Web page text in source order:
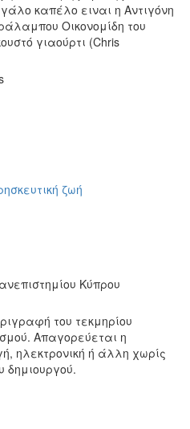
καπέλο ειναι η Αντιγόνη
Οικονομίδη του
γιαούρτι (Chris
ζωή
Κύπρου
του τεκμηρίου
Απαγορεύεται η
ηλεκτρονική ή άλλη χωρίς
δημιουργού.